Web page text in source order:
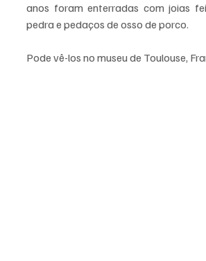
anos foram enterradas com joias
pedra e pedaços de osso de porco.
Pode vê-los no museu de Toulouse,